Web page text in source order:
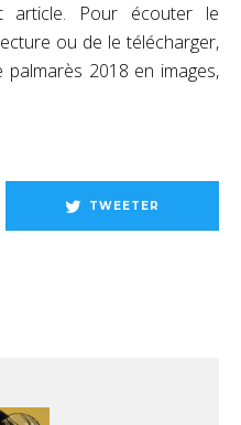
article. Pour écouter le
ou de le télécharger,
palmarès 2018 en images,
TWEETER